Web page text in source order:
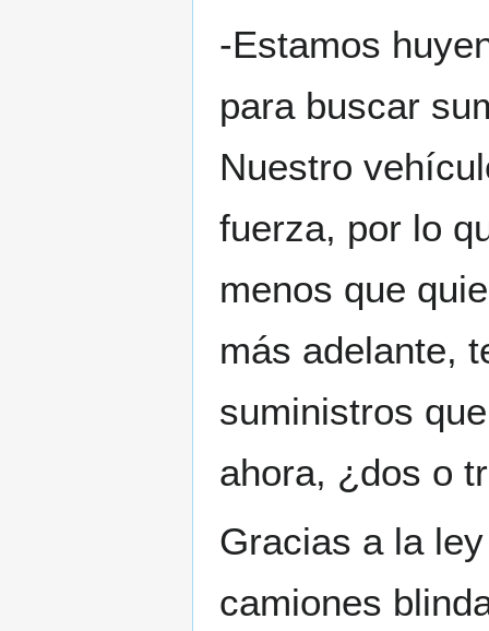
-Estamos
para buscar
Nuestro
fuerza, por lo
menos que
más adelante,
suministros
ahora, ¿dos o
Gracias a la
camiones